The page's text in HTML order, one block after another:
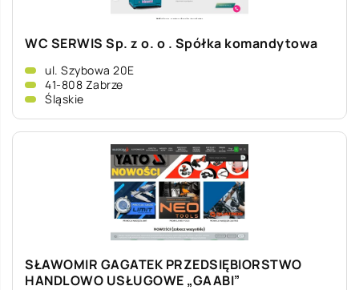
WC SERWIS Sp. z o. o . Spółka komandytowa
ul. Szybowa 20E
41-808 Zabrze
Śląskie
SŁAWOMIR GAGATEK PRZEDSIĘBIORSTWO
HANDLOWO USŁUGOWE „GAABI”